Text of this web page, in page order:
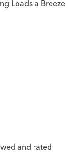
Loads a Breeze
and rated